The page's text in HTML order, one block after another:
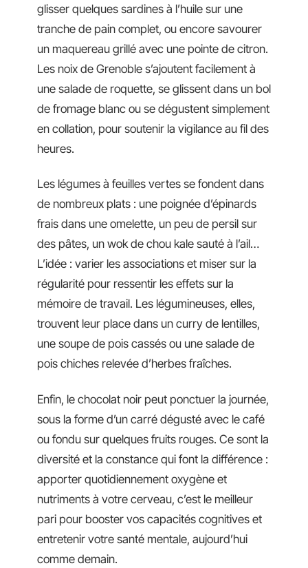
glisser quelques sardines à l’huile sur une
tranche de pain complet, ou encore savourer
un maquereau grillé avec une pointe de citron.
Les noix de Grenoble s’ajoutent facilement à
une salade de roquette, se glissent dans un bol
de fromage blanc ou se dégustent simplement
en collation, pour soutenir la vigilance au fil des
heures.
Les légumes à feuilles vertes se fondent dans
de nombreux plats : une poignée d’épinards
frais dans une omelette, un peu de persil sur
des pâtes, un wok de chou kale sauté à l’ail…
L’idée : varier les associations et miser sur la
régularité pour ressentir les effets sur la
mémoire de travail. Les légumineuses, elles,
trouvent leur place dans un curry de lentilles,
une soupe de pois cassés ou une salade de
pois chiches relevée d’herbes fraîches.
Enfin, le chocolat noir peut ponctuer la journée,
sous la forme d’un carré dégusté avec le café
ou fondu sur quelques fruits rouges. Ce sont la
diversité et la constance qui font la différence :
apporter quotidiennement oxygène et
nutriments à votre cerveau, c’est le meilleur
pari pour booster vos capacités cognitives et
entretenir votre santé mentale, aujourd’hui
comme demain.